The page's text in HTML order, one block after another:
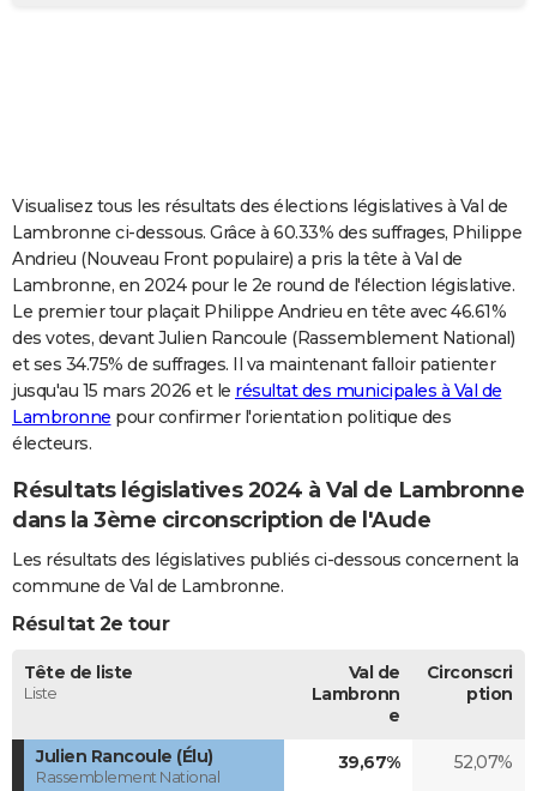
Carte de Noël
Carte Bonne année
Carte Saint-Valentin
Carte Pâques
Carte d'anniversaire
DICTIONNAIRE
Dictionnaire
Biographies
Citations
Expressions
Proverbes
PROGRAMME TV
COPAINS D'AVANT
S'inscrire
Se connecter
Lycées
Collèges
Primaires
Universités
Entreprises
Service militaire
Avis de recherche
AVIS DE DÉCÈS
FORUM
Visualisez tous les résultats des élections législatives à Val de
Lambronne ci-dessous. Grâce à 60.33% des suffrages, Philippe
Andrieu (Nouveau Front populaire) a pris la tête à Val de
Lambronne, en 2024 pour le 2e round de l'élection législative.
Le premier tour plaçait Philippe Andrieu en tête avec 46.61%
des votes, devant Julien Rancoule (Rassemblement National)
et ses 34.75% de suffrages. Il va maintenant falloir patienter
jusqu'au 15 mars 2026 et le résultat des municipales à Val de
Lambronne pour confirmer l'orientation politique des
électeurs.
Résultats législatives 2024 à Val de Lambronne
dans la 3ème circonscription de l'Aude
Les résultats des législatives publiés ci-dessous concernent la
commune de Val de Lambronne.
Résultat 2e tour
Tête de liste
Liste
Val de
Lambronn
e
Circonscri
ption
Julien Rancoule (Élu)
Rassemblement National
39,67% 52,07%